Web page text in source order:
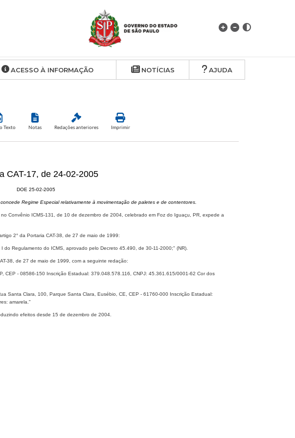
ACESSO À INFORMAÇÃO NOTÍCIAS AJUDA
Texto Notas Redações anteriores Imprimir
CAT-17, de 24-02-2005
DOE 25-02-2005
Regime Especial relativamente à movimentação de paletes e de contentores.
Convênio ICMS-131, de 10 de dezembro de 2004, celebrado em Foz do Iguaçu, PR, expede a
2° da Portaria CAT-38, de 27 de maio de 1999:
Regulamento do ICMS, aprovado pelo Decreto 45.490, de 30-11-2000;" (NR).
38, de 27 de maio de 1999, com a seguinte redação:
CEP - 08586-150 Inscrição Estadual: 379.048.578.116, CNPJ: 45.361.615/0001-62 Cor dos
Santa Clara, 100, Parque Santa Clara, Eusébio, CE, CEP - 61760-000 Inscrição Estadual:
amarela."
efeitos desde 15 de dezembro de 2004.